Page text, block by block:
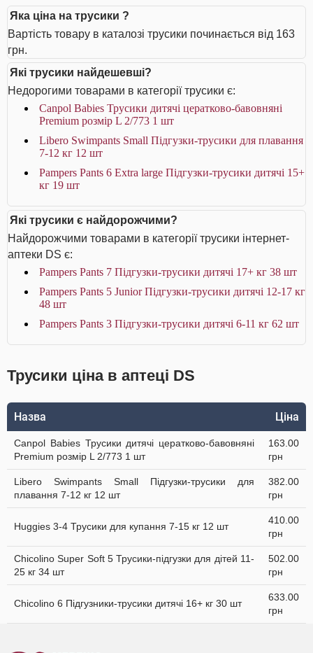
Яка ціна на трусики ?
Вартість товару в каталозі трусики починається від 163
грн.
Які трусики найдешевші?
Недорогими товарами в категорії трусики є:
Canpol Babies Трусики дитячі цератково-бавовняні
Premium розмір L 2/773 1 шт
Libero Swimpants Small Підгузки-трусики для плавання
7-12 кг 12 шт
Pampers Pants 6 Extra large Підгузки-трусики дитячі 15+
кг 19 шт
Які трусики є найдорожчими?
Найдорожчими товарами в категорії трусики інтернет-
аптеки DS є:
Pampers Pants 7 Підгузки-трусики дитячі 17+ кг 38 шт
Pampers Pants 5 Junior Підгузки-трусики дитячі 12-17 кг
48 шт
Pampers Pants 3 Підгузки-трусики дитячі 6-11 кг 62 шт
Трусики ціна в аптеці DS
Назва Ціна
Canpol Babies Трусики дитячі цератково-бавовняні
Premium розмір L 2/773 1 шт
163.00
грн
Libero Swimpants Small Підгузки-трусики для
плавання 7-12 кг 12 шт
382.00
грн
Huggies 3-4 Трусики для купання 7-15 кг 12 шт
410.00
грн
Chicolino Super Soft 5 Трусики-підгузки для дітей 11-
25 кг 34 шт
502.00
грн
Chicolino 6 Підгузники-трусики дитячі 16+ кг 30 шт
633.00
грн